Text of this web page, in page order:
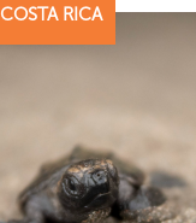
RICA